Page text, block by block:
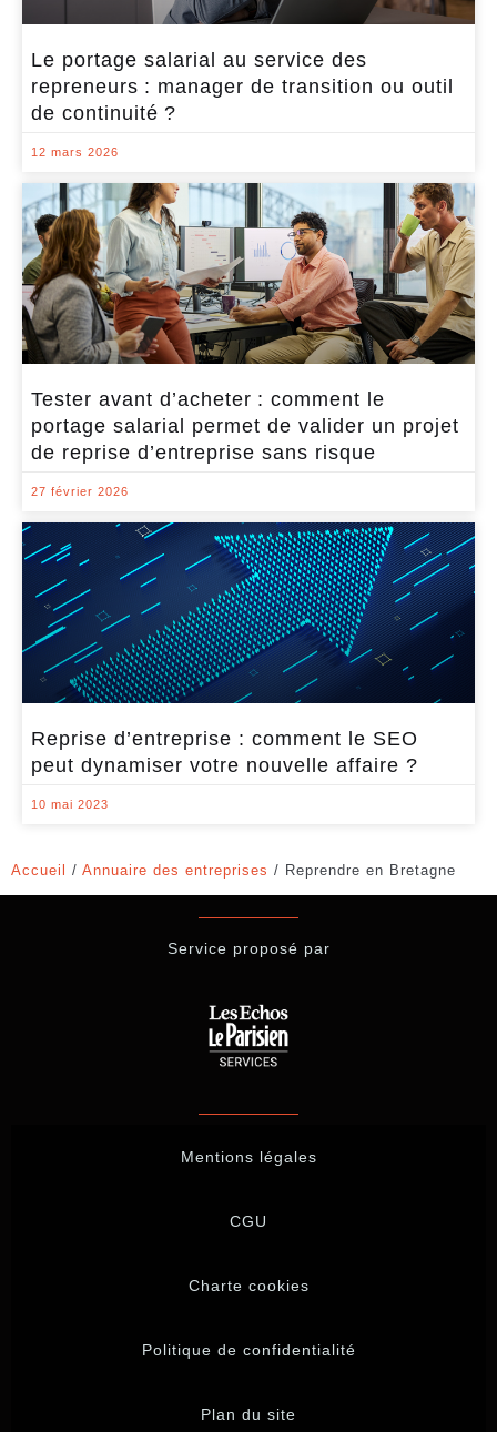
Le portage salarial au service des
repreneurs : manager de transition ou outil
de continuité ?
12 mars 2026
Tester avant d’acheter : comment le
portage salarial permet de valider un projet
de reprise d’entreprise sans risque
27 février 2026
Reprise d’entreprise : comment le SEO
peut dynamiser votre nouvelle affaire ?
10 mai 2023
Accueil / Annuaire des entreprises / Reprendre en Bretagne
Service proposé par
Mentions légales
CGU
Charte cookies
Politique de confidentialité
Plan du site